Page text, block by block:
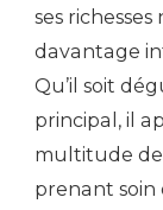
ses
davantage
Qu’il soit
principal, il
multitude de
prenant soin